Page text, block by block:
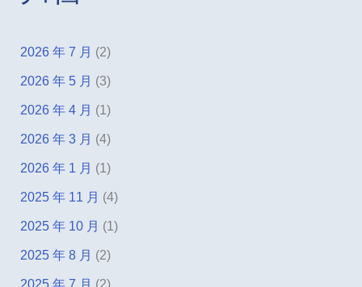
2026 年 7 月 (2)
2026 年 5 月 (3)
2026 年 4 月 (1)
2026 年 3 月 (4)
2026 年 1 月 (1)
2025 年 11 月 (4)
2025 年 10 月 (1)
2025 年 8 月 (2)